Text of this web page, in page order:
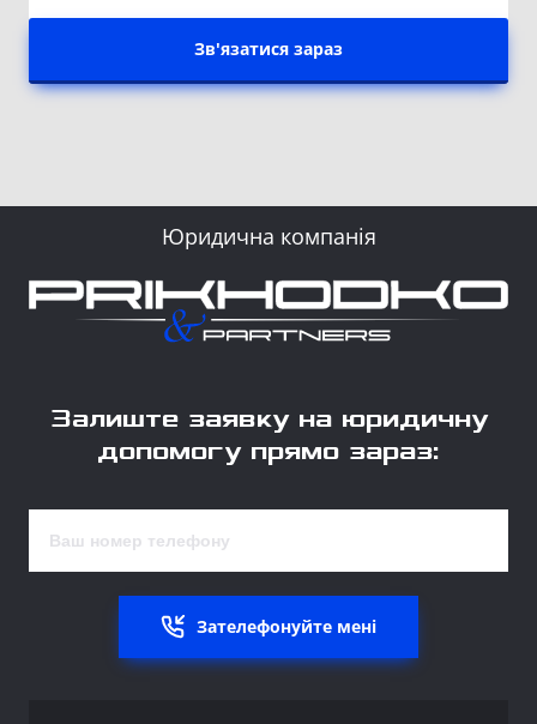
Зв'язатися зараз
Юридична компанія
Залиште заявку на юридичну
допомогу прямо зараз:
Зателефонуйте мені